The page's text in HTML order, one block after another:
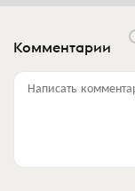
Комментарии
Написать